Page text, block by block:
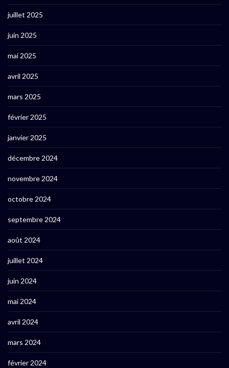
juillet 2025
juin 2025
mai 2025
avril 2025
mars 2025
février 2025
janvier 2025
décembre 2024
novembre 2024
octobre 2024
septembre 2024
août 2024
juillet 2024
juin 2024
mai 2024
avril 2024
mars 2024
février 2024